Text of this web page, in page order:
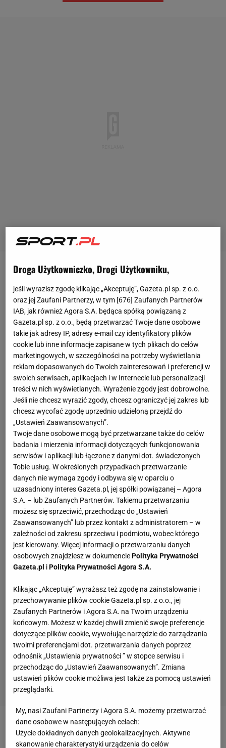
Robert Lewandowski w wieku niespełna 37 lat
dyktuje tempo wyścigu o koronę króla strzelców La
Liga z gwiazdorem Realu Madryt Kylianem Mbappe.
Polak prowadzi i niewykluczone, że w swoim trzecim
sezonie w FC Barcelonie sięgnie po drugi tytuł
najskuteczniejszego ligowca.
Zobacz wideo
Co z tym Superpucharem Polski?
"Robimy z siebie kretynów. Nikt tego nie szanuje"
Droga Użytkowniczko, Drogi Użytkowniku,
jeśli wyrazisz zgodę klikając „Akceptuję”, Gazeta.pl sp. z o.o.
oraz jej Zaufani Partnerzy, w tym [676] Zaufanych Partnerów
IAB, jak również Agora S.A. będąca spółką powiązaną z
Gazeta.pl sp. z o.o., będą przetwarzać Twoje dane osobowe
takie jak adresy IP, adresy e-mail czy identyfikatory plików
cookie lub inne informacje zapisane w tych plikach do celów
marketingowych, w szczególności na potrzeby wyświetlania
reklam dopasowanych do Twoich zainteresowań i preferencji w
swoich serwisach, aplikacjach i w Internecie lub personalizacji
treści w nich wyświetlanych. Wyrażenie zgody jest dobrowolne.
Jeśli nie chcesz wyrazić zgody, chcesz ograniczyć jej zakres lub
chcesz wycofać zgodę uprzednio udzieloną przejdź do
„Ustawień Zaawansowanych”.
Twoje dane osobowe mogą być przetwarzane także do celów
badania i mierzenia informacji dotyczących funkcjonowania
serwisów i aplikacji lub łączone z danymi dot. świadczonych
Tobie usług. W określonych przypadkach przetwarzanie
danych nie wymaga zgody i odbywa się w oparciu o
uzasadniony interes Gazeta.pl, jej spółki powiązanej – Agora
S.A. – lub Zaufanych Partnerów. Takiemu przetwarzaniu
możesz się sprzeciwić, przechodząc do „Ustawień
Zaawansowanych” lub przez kontakt z administratorem – w
zależności od zakresu sprzeciwu i podmiotu, wobec którego
jest kierowany. Więcej informacji o przetwarzaniu danych
osobowych znajdziesz w dokumenciePolityka Prywatności
Gazeta.pl iPolityka Prywatności Agora S.A.
Klikając „Akceptuję” wyrażasz też zgodę na zainstalowanie i
przechowywanie plików cookie Gazeta.pl sp. z o.o., jej
Zaufanych Partnerów i Agora S.A. na Twoim urządzeniu
końcowym. Możesz w każdej chwili zmienić swoje preferencje
dotyczące plików cookie, wywołując narzędzie do zarządzania
twoimi preferencjami dot. przetwarzania danych poprzez
odnośnik „Ustawienia prywatności ” w stopce serwisu i
przechodząc do „Ustawień Zaawansowanych”. Zmiana
ustawień plików cookie możliwa jest także za pomocą ustawień
przeglądarki.
My, nasi Zaufani Partnerzy i Agora S.A. możemy przetwarzać
dane osobowe w następujących celach:
Użycie dokładnych danych geolokalizacyjnych. Aktywne
skanowanie charakterystyki urządzenia do celów